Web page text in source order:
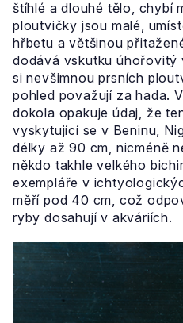
štíhlé a dlouhé tělo, chybí
ploutvičky jsou malé,
hřbetu a většinou
dodává vskutku úhořovitý
si nevšimnou prsních
pohled považují za hada.
dokola opakuje údaj, že
vyskytující se v Beninu,
délky až 90 cm, nicméně
někdo takhle velkého
exempláře v
měří pod 40 cm, což
ryby dosahují v akváriích.